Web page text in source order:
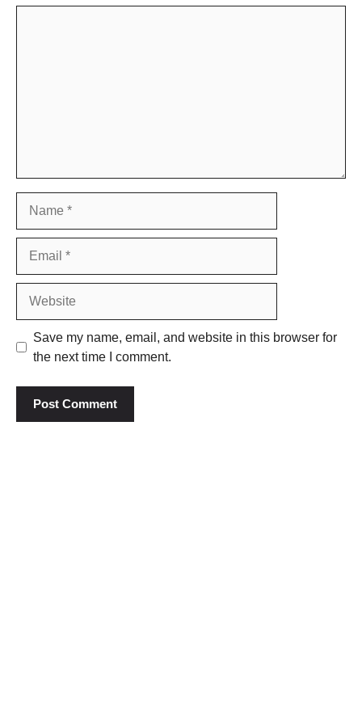
Save my name, email, and website in this browser for
the next time I comment.